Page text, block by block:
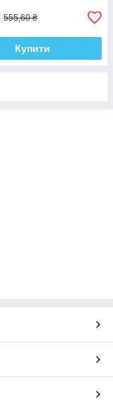
555,60 ₴
Купити